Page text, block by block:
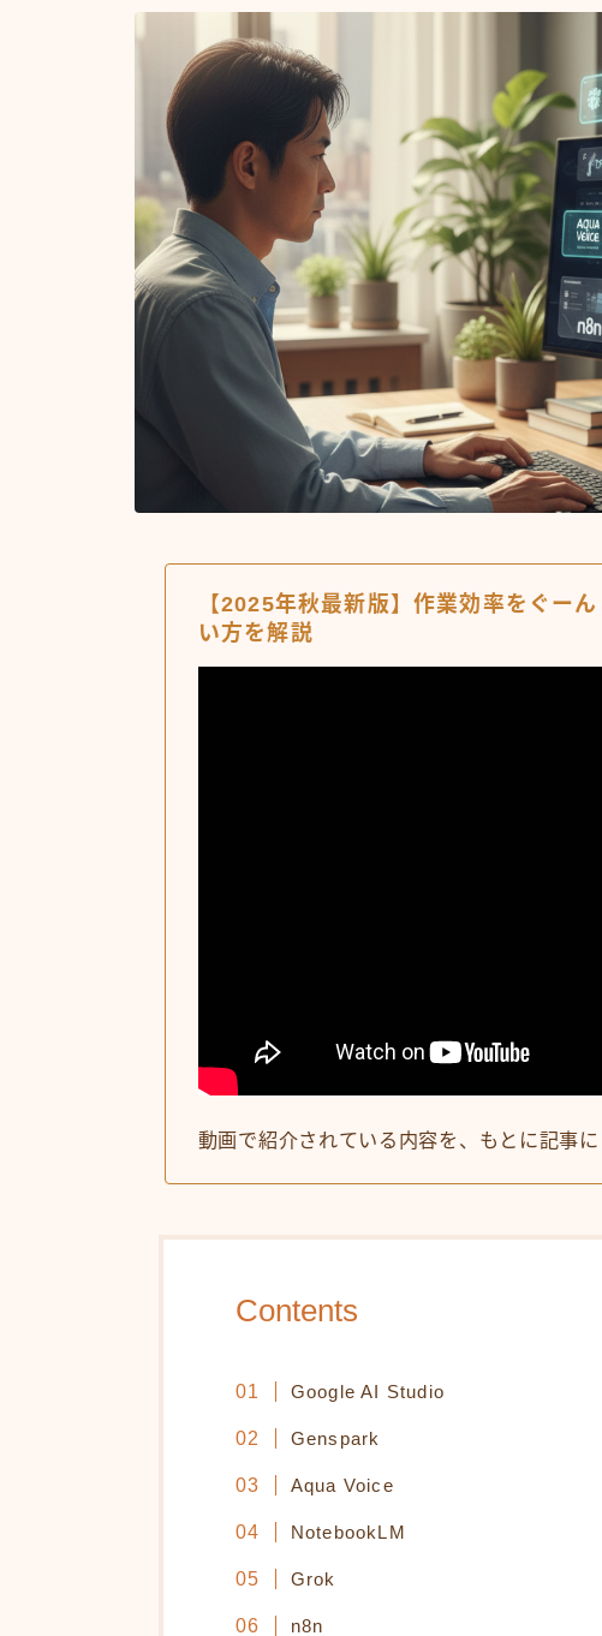
【2025年秋最新版】作業効率をぐー
い方を解説
動画で紹介されている内容を、もとに記事に
Contents
Google AI Studio
Genspark
Aqua Voice
NotebookLM
Grok
n8n